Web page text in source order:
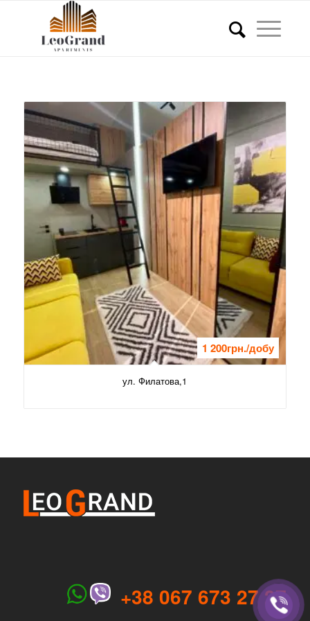
ул. Филатова,1
1 200грн./добу
+38 067 673 27 27